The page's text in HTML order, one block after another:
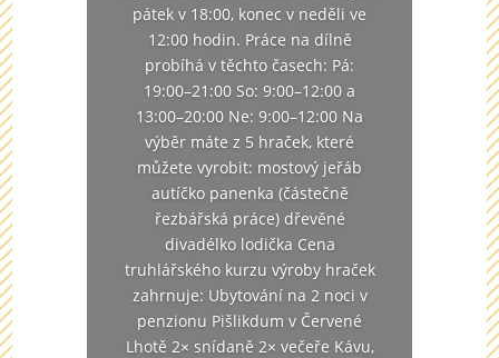
pátek v 18:00, konec v neděli ve
12:00 hodin. Práce na dílně
probíhá v těchto časech: Pá:
19:00–21:00 So: 9:00–12:00 a
13:00–20:00 Ne: 9:00–12:00 Na
výběr máte z 5 hraček, které
můžete vyrobit: mostový jeřáb
autíčko panenka (částečně
řezbářská práce) dřevěné
divadélko lodička Cena
truhlářského kurzu výroby hraček
zahrnuje: Ubytování na 2 noci v
penzionu Pišlikdum v Červené
Lhotě 2× snídaně 2× večeře Kávu,